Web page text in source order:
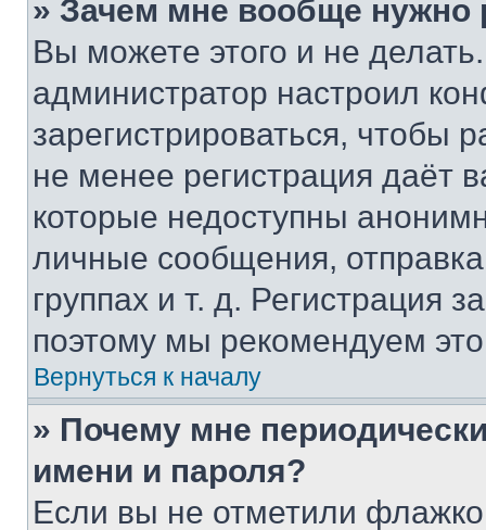
» Зачем мне вообще нужно
Вы можете этого и не
администратор настроил
зарегистрироваться, чтобы
не менее регистрация даёт
которые недоступны
личные сообщения,
группах и т. д. Регистрация
поэтому мы рекомендуем
Вернуться к началу
» Почему мне
имени и пароля?
Если вы не отметили